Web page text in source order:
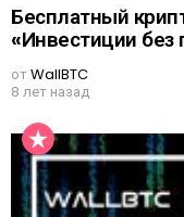
Бесплатный
«Инвестиции без
отWallBTC
8 лет назад